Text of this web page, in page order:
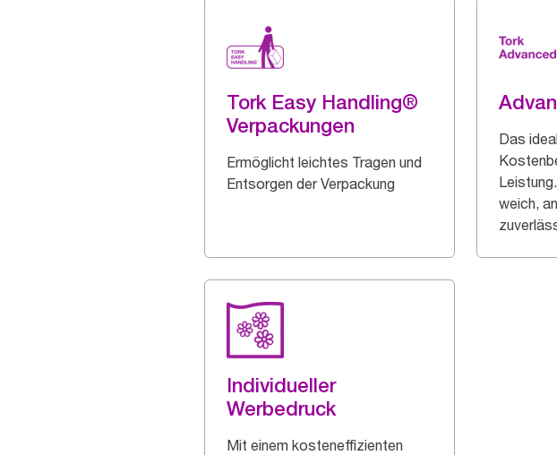
Tork Easy Handling®
Verpackungen
Ermöglicht leichtes Tragen und
Entsorgen der Verpackung
Das
weich,
Individueller
Werbedruck
Mit einem kosteneffizienten